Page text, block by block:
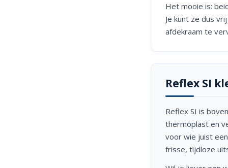
Het mooie is:
Je kunt ze dus
afdekraam te
Reflex SI
Reflex SI is
thermoplast en
voor wie juist
frisse, tijdloze